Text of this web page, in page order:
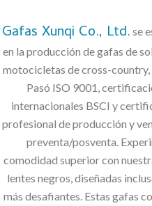
Gafas Xunqi Co., Ltd. se
en la producción de gafas de
motocicletas de cross-
Pasó ISO 9001,
internacionales BSCI y
profesional de producción y
preventa/posventa.
comodidad superior con
lentes negros, diseñadas
más desafiantes. Estas gafas